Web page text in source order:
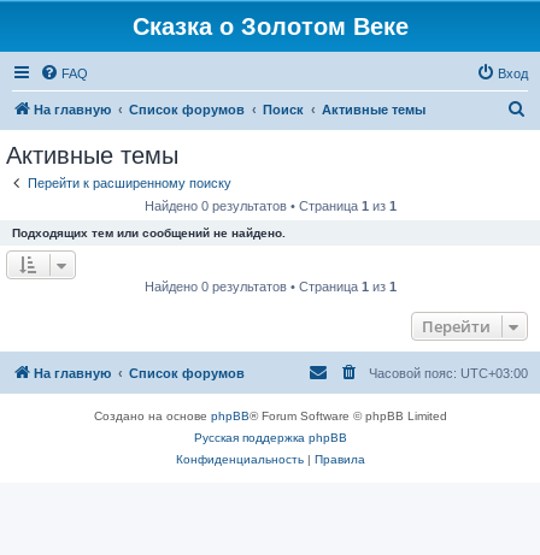
Сказка о Золотом Веке
FAQ Вход
На главную Список форумов Поиск Активные темы
Активные темы
Перейти к расширенному поиску
Найдено 0 результатов • Страница 1 из 1
Подходящих тем или сообщений не найдено.
Найдено 0 результатов • Страница 1 из 1
Перейти
На главную Список форумов Часовой пояс: UTC+03:00
Создано на основе phpBB® Forum Software © phpBB Limited
Русская поддержка phpBB
Конфиденциальность| Правила